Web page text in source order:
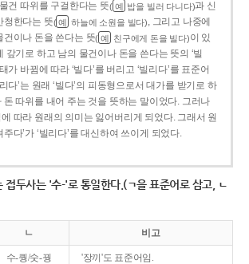
건 따위를 구걸한다는 뜻( 예 밥을 빌러 다니다)과 신
청한다는 뜻( 예 하늘에 소원을 빌다), 그리고 나중에
건이나 돈을 쓴다는 뜻( 예 친구에게 돈을 빌다)이 있
갚기로 하고 남의 물건이나 돈을 쓴다는 뜻의 ‘빌
가 바뀜에 따라 ‘빌다’를 버리고 ‘빌리다’를 표준어
다’는 원래 ‘빌다’의 피동형으로서 대가를 받기로 하
돈 따위를 내어 주는 것을 뜻하는 말이었다. 그러나
따라 원래의 의미는 잃어버리게 되었다. 그래서 원
다’가 ‘빌리다’를 대신하여 쓰이게 되었다.
접두사는 '수-'로 통일한다.(ㄱ을 표준어로 삼고, ㄴ
ㄴ 비고
수-퀑/숫-꿩 '장끼'도 표준어임.